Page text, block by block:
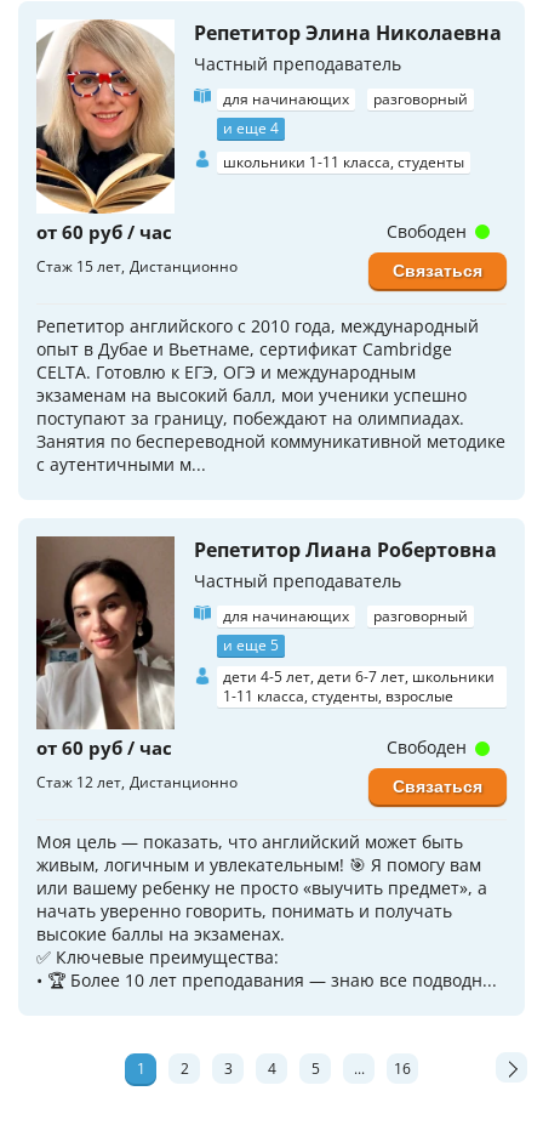
Репетитор Элина Николаевна
Частный преподаватель
для начинающих
разговорный
и еще 4
школьники 1-11 класса, студенты
от 60 руб / час
Стаж 15 лет Дистанционно
Репетитор английского с 2010 года, международный
опыт в Дубае и Вьетнаме, сертификат Cambridge
CELTA. Готовлю к ЕГЭ, ОГЭ и международным
экзаменам на высокий балл, мои ученики успешно
поступают за границу, побеждают на олимпиадах.
Занятия по беспереводной коммуникативной методике
с аутентичными м...
Свободен
Связаться
Репетитор Лиана Робертовна
Частный преподаватель
для начинающих
разговорный
и еще 5
дети 4-5 лет, дети 6-7 лет, школьники
1-11 класса, студенты, взрослые
от 60 руб / час
Стаж 12 лет Дистанционно
Моя цель — показать, что английский может быть
живым, логичным и увлекательным! 🎯 Я помогу вам
или вашему ребенку не просто «выучить предмет», а
начать уверенно говорить, понимать и получать
высокие баллы на экзаменах.
✅ Ключевые преимущества:
• 🏆 Более 10 лет преподавания — знаю все подводн...
Свободен
Связаться
1 2 3 4 5 ... 16